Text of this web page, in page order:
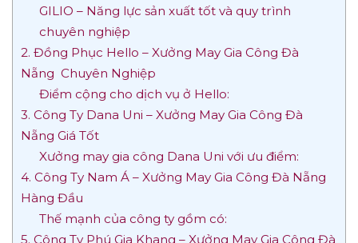
GILIO – Năng lực sản xuất tốt và quy trình
chuyên nghiệp
2. Đồng Phục Hello – Xưởng May Gia Công Đà
Nẵng Chuyên Nghiệp
Điểm cộng cho dịch vụ ở Hello:
3. Công Ty Dana Uni – Xưởng May Gia Công Đà
Nẵng Giá Tốt
Xưởng may gia công Dana Uni với ưu điểm:
4. Công Ty Nam Á – Xưởng May Gia Công Đà Nẵng
Hàng Đầu
Thế mạnh của công ty gồm có:
5. Công Ty Phú Gia Khang – Xưởng May Gia Công Đà